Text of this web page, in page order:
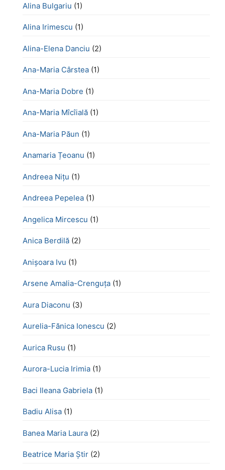
Alina Bulgariu (1)
Alina Irimescu (1)
Alina-Elena Danciu (2)
Ana-Maria Cârstea (1)
Ana-Maria Dobre (1)
Ana-Maria Mîcîială (1)
Ana-Maria Păun (1)
Anamaria Țeoanu (1)
Andreea Nițu (1)
Andreea Pepelea (1)
Angelica Mircescu (1)
Anica Berdilă (2)
Anișoara Ivu (1)
Arsene Amalia-Crenguța (1)
Aura Diaconu (3)
Aurelia-Fănica Ionescu (2)
Aurica Rusu (1)
Aurora-Lucia Irimia (1)
Baci Ileana Gabriela (1)
Badiu Alisa (1)
Banea Maria Laura (2)
Beatrice Maria Știr (2)